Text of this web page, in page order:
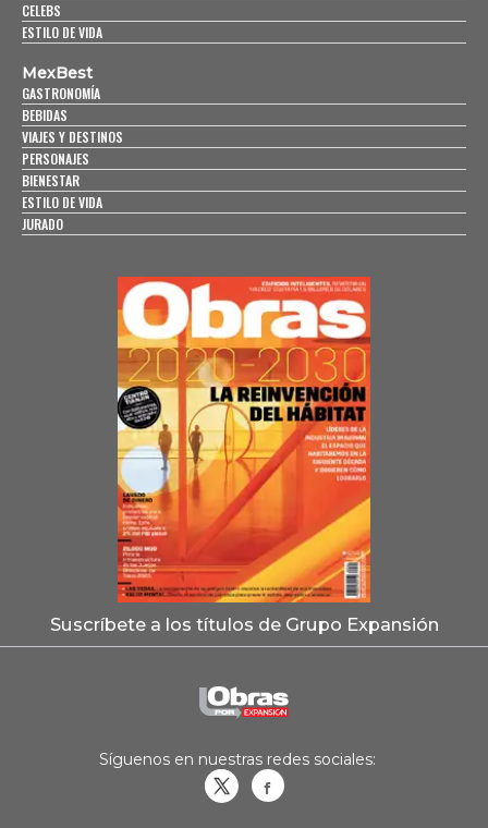
CELEBS
ESTILO DE VIDA
MexBest
GASTRONOMÍA
BEBIDAS
VIAJES Y DESTINOS
PERSONAJES
BIENESTAR
ESTILO DE VIDA
JURADO
Suscríbete a los títulos de Grupo Expansión
Síguenos en nuestras redes sociales: